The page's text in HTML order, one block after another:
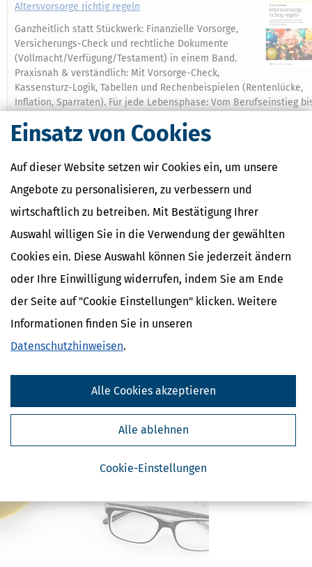
Einsatz von Cookies
Auf dieser Website setzen wir Cookies ein, um unsere
Angebote zu personalisieren, zu verbessern und
wirtschaftlich zu betreiben. Mit Bestätigung Ihrer
Auswahl willigen Sie in die Verwendung der gewählten
Cookies ein. Diese Auswahl können Sie jederzeit ändern
oder Ihre Einwilligung widerrufen, indem Sie am Ende
der Seite auf "Cookie Einstellungen" klicken. Weitere
Informationen finden Sie in unseren
Datenschutzhinweisen.
Cookie-Einstellungen
Alle ablehnen
Alle Cookies akzeptieren
Altersvorsorge richtig regeln
Ganzheitlich statt Stückwerk: Finanzielle Vorsorge,
Versicherungs-Check und rechtliche Dokumente
(Vollmacht/Verfügung/Testament) in einem Band.
Praxisnah & verständlich: Mit Vorsorge-Check,
Kassensturz-Logik, Tabellen und Rechenbeispielen (Rentenlücke,
Inflation, Sparraten). Für jede Lebensphase: Vom Berufseinstieg
und Selbstständige. Aktuell & belastbar: Mit Zahlenständen und
Pflegeversicherung.
Mehr dazu
Altersvorsorge, Rente & Finanzen
Verwandte Begriffe
rente-mit-67
Rentenanpassung